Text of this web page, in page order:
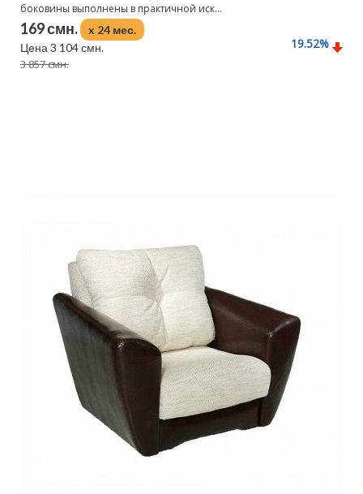
боковины выполнены в практичной иск...
169 смн.
x 24 мес.
Цена 3 104 смн.
3 857 смн.
19.52%